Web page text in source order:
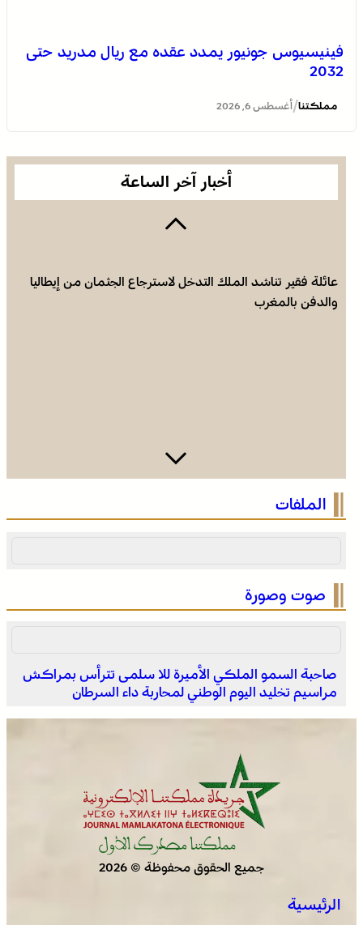
فينيسيوس جونيور يمدد عقده مع ريال مدريد حتى
2032
مملكتنا/ أغسطس 6, 2026
أخبار آخر الساعة
يقظة أمنية وتنظيم محكم يواكبان افتتاح مهرجان الزربية
الثقافي
عائلة فقير تناشد الملك التدخل لاسترجاع الجثمان من إيطاليا
والدفن بالمغرب
فينيسيوس جونيور يمدد عقده مع ريال مدريد حتى 2032
انطلاق الدورة الأولى من مهرجان السعيدية للموسيقى
يقظة أمنية وتنظيم محكم يواكبان افتتاح مهرجان الزربية
الملفات
صوت وصورة
صاحبة السمو الملكي الأميرة للا سلمى تترأس بمراكش
مراسيم تخليد اليوم الوطني لمحاربة داء السرطان
جميع الحقوق محفوظة © 2026
الرئيسية